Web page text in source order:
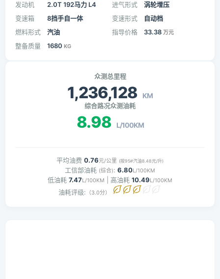
发动机 2.0T 192马力 L4 进气形式
涡轮增压
变速箱
8挡手自一体 变速形式
自动档
燃料形式
汽油 指导价格 33.38 万元
整备质量 1680 KG
众测总里程
1,236,128 KM
综合路况众测油耗
8.98 L/100KM
平均油费 0.76元/公里 (按95#汽油8.48元/升)
工信部油耗 (综合): 6.80L/100KM
低油耗 7.47L/100KM | 高油耗 10.49L/100KM
油耗评级: （3.0分）